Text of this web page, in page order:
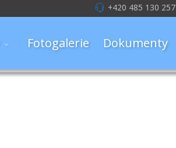
+420 485 130 257
Fotogalerie Dokumenty